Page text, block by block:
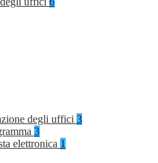
degli uffici 3
3
elettronica 1